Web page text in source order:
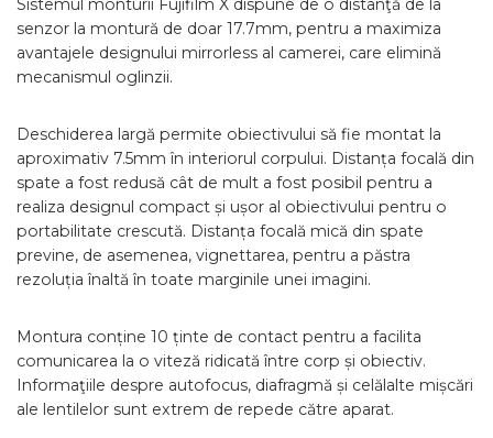
Sistemul monturii Fujifilm X dispune de o distanţă de la
senzor la montură de doar 17.7mm, pentru a maximiza
avantajele designului mirrorless al camerei, care elimină
mecanismul oglinzii.
Deschiderea largă permite obiectivului să fie montat la
aproximativ 7.5mm în interiorul corpului. Distanța focală din
spate a fost redusă cât de mult a fost posibil pentru a
realiza designul compact și ușor al obiectivului pentru o
portabilitate crescută. Distanța focală mică din spate
previne, de asemenea, vignettarea, pentru a păstra
rezoluția înaltă în toate marginile unei imagini.
Montura conține 10 ținte de contact pentru a facilita
comunicarea la o viteză ridicată între corp și obiectiv.
Informaţiile despre autofocus, diafragmă și celălalte mișcări
ale lentilelor sunt extrem de repede către aparat.